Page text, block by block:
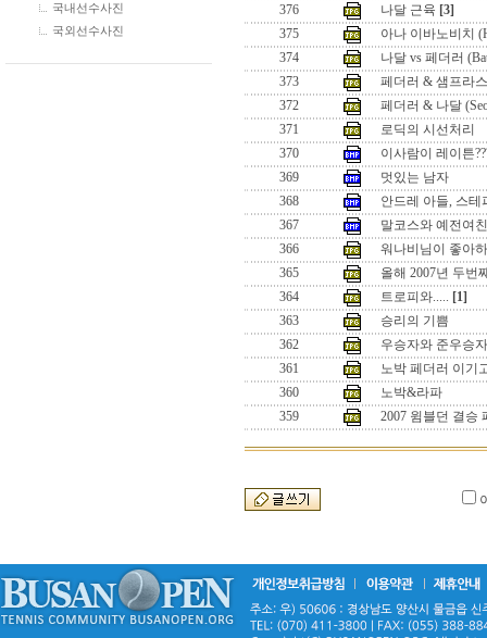
국내선수사진
국외선수사진
376
나달 근육 [3]
375
아나 이바노비치
374
나달 vs 페더러
373
페더러 & 샘프라
372
페더러 & 나달
371
로딕의 시선처리
370
이사람이 레이튼
369
멋있는 남자
368
안드레 아들, 스테
367
말코스와 예전여친
366
워나비님이 좋아
365
올해 2007년 두번
364
트로피와..... [1]
363
승리의 기쁨
362
우승자와 준우승자
361
노박 페더러 이기
360
노박&라파
359
2007 윔블던 결승